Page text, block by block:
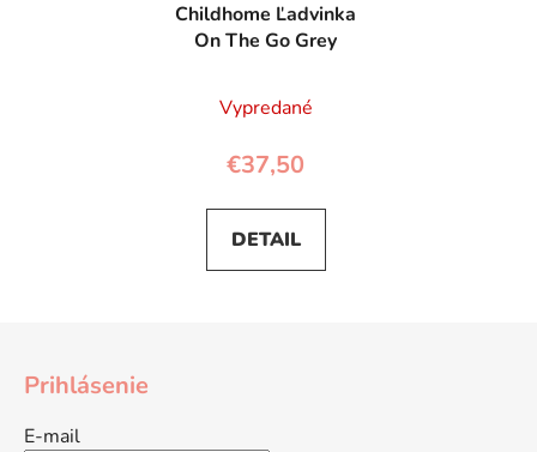
Childhome Ľadvinka
On The Go Grey
Vypredané
€37,50
DETAIL
Prihlásenie
E-mail